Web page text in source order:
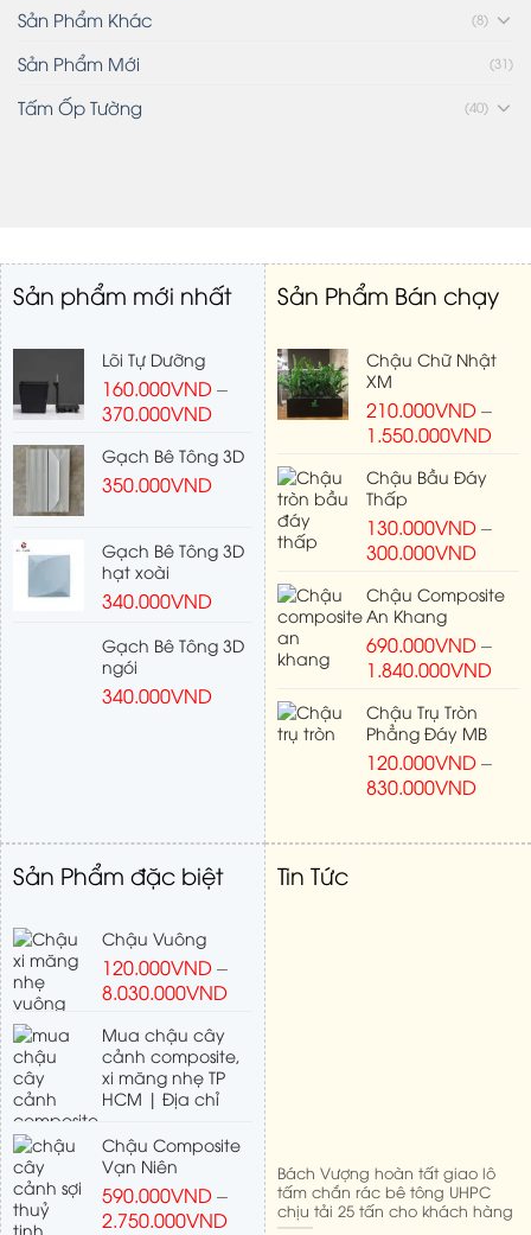
Sản Phẩm Khác (8)
Sản Phẩm Mới (31)
Tấm Ốp Tường (40)
Sản phẩm mới nhất
Lõi Tự Dưỡng
160.000VND–
370.000VND
Gạch Bê Tông 3D
350.000VND
Gạch Bê Tông 3D
hạt xoài
340.000VND
Gạch Bê Tông 3D
ngói
340.000VND
Sản Phẩm Bán chạy
Chậu Chữ Nhật
XM
210.000VND–
1.550.000VND
Chậu Bầu Đáy
Thấp
130.000VND–
300.000VND
Chậu Composite
An Khang
690.000VND–
1.840.000VND
Chậu Trụ Tròn
Phẳng Đáy MB
120.000VND–
830.000VND
Sản Phẩm đặc biệt
Chậu Vuông
120.000VND–
8.030.000VND
Mua chậu cây
cảnh composite,
xi măng nhẹ TP
HCM | Địa chỉ
Chậu Composite
Vạn Niên
590.000VND–
2.750.000VND
Tin Tức
Bách Vượng hoàn tất giao lô
tấm chắn rác bê tông UHPC
chịu tải 25 tấn cho khách hàng